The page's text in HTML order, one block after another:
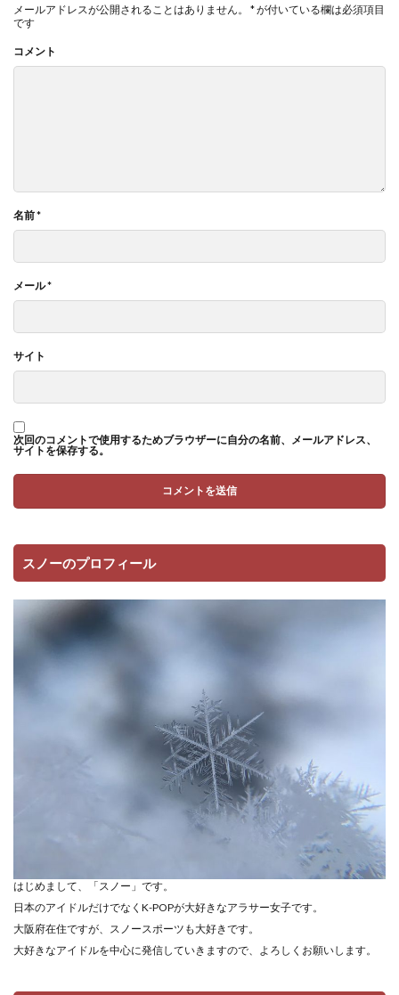
メールアドレスが公開されることはありません。 *が付いている欄は必須項目
です
コメント
名前*
メール*
サイト
次回のコメントで使用するためブラウザーに自分の名前、メールアドレス、
サイトを保存する。
スノーのプロフィール
はじめまして、「スノー」です。
日本のアイドルだけでなくK-POPが大好きなアラサー女子です。
大阪府在住ですが、スノースポーツも大好きです。
大好きなアイドルを中心に発信していきますので、よろしくお願いします。